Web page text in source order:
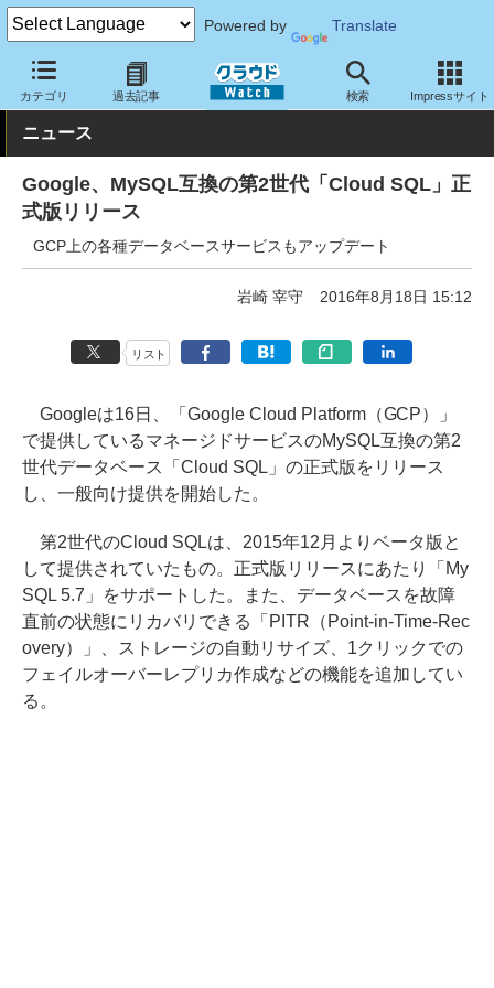
Powered by Translate
カテゴリ 過去記事 検索 Impressサイト
クラウド Watch ハード・インフラ パブリッククラウド Google
ニュース
Google、MySQL互換の第2世代「Cloud SQL」正
式版リリース
GCP上の各種データベースサービスもアップデート
岩崎 宰守 2016年8月18日 15:12
リスト
Googleは16日、「Google Cloud Platform（GCP）」
で提供しているマネージドサービスのMySQL互換の第2
世代データベース「Cloud SQL」の正式版をリリース
し、一般向け提供を開始した。
第2世代のCloud SQLは、2015年12月よりベータ版と
して提供されていたもの。正式版リリースにあたり「My
SQL 5.7」をサポートした。また、データベースを故障
直前の状態にリカバリできる「PITR（Point-in-Time-Rec
overy）」、ストレージの自動リサイズ、1クリックでの
フェイルオーバーレプリカ作成などの機能を追加してい
る。